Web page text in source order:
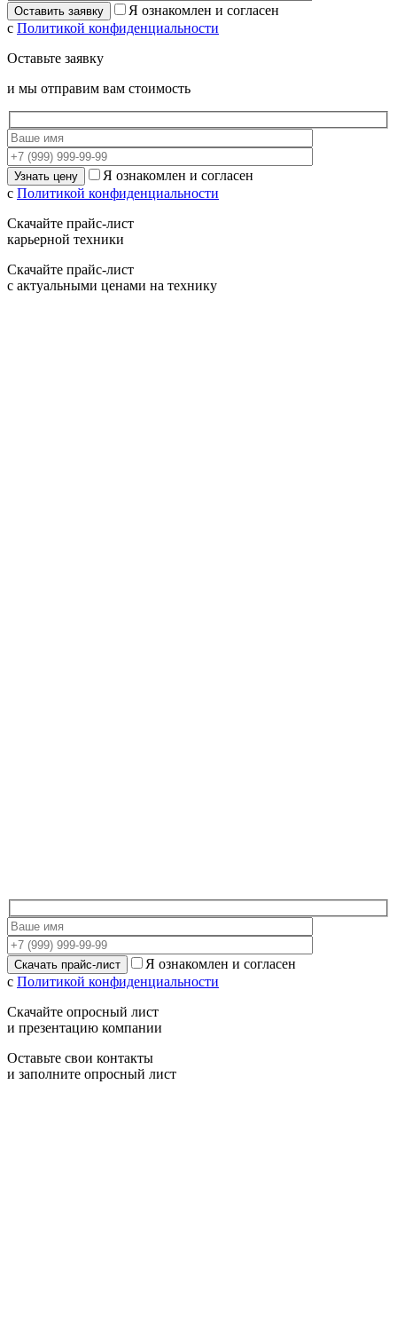
Я ознакомлен и согласен
с Политикой конфиденциальности
Оставьте заявку
и мы отправим вам стоимость
Я ознакомлен и согласен
с Политикой конфиденциальности
Скачайте прайс-лист
карьерной техники
Скачайте прайс-лист
с актуальными ценами на технику
Я ознакомлен и согласен
с Политикой конфиденциальности
Скачайте опросный лист
и презентацию компании
Оставьте свои контакты
и заполните опросный лист